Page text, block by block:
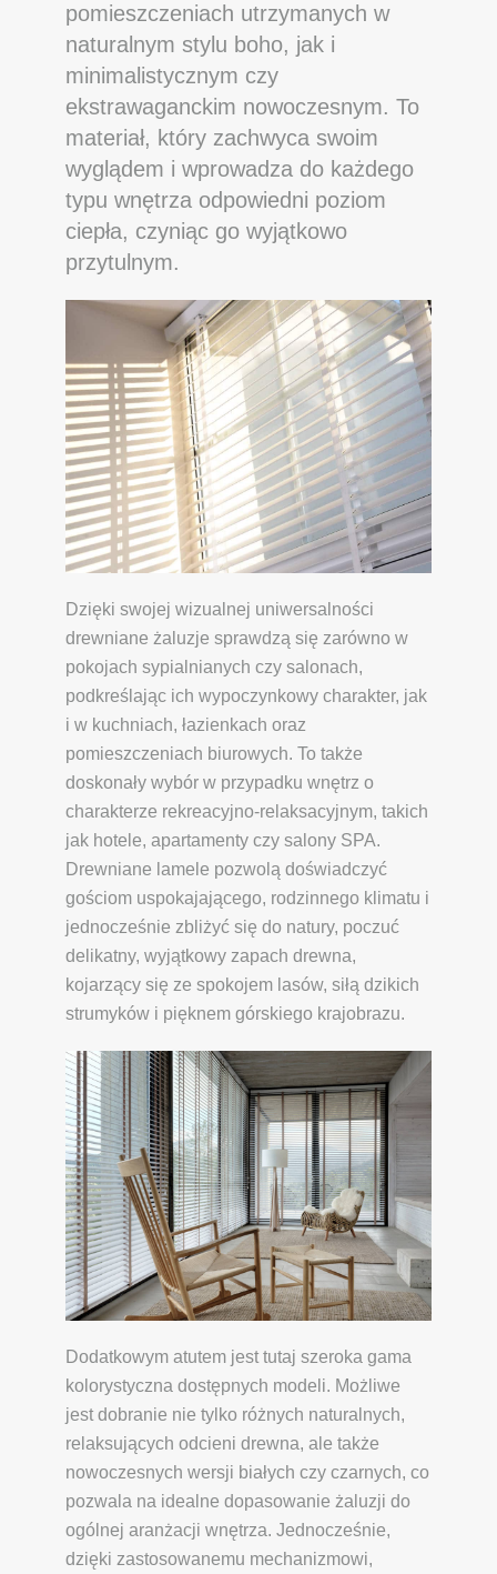
pomieszczeniach utrzymanych w
naturalnym stylu boho, jak i
minimalistycznym czy
ekstrawaganckim nowoczesnym. To
materiał, który zachwyca swoim
wyglądem i wprowadza do każdego
typu wnętrza odpowiedni poziom
ciepła, czyniąc go wyjątkowo
przytulnym.
Dzięki swojej wizualnej uniwersalności
drewniane żaluzje sprawdzą się zarówno w
pokojach sypialnianych czy salonach,
podkreślając ich wypoczynkowy charakter, jak
i w kuchniach, łazienkach oraz
pomieszczeniach biurowych. To także
doskonały wybór w przypadku wnętrz o
charakterze rekreacyjno-relaksacyjnym, takich
jak hotele, apartamenty czy salony SPA.
Drewniane lamele pozwolą doświadczyć
gościom uspokajającego, rodzinnego klimatu i
jednocześnie zbliżyć się do natury, poczuć
delikatny, wyjątkowy zapach drewna,
kojarzący się ze spokojem lasów, siłą dzikich
strumyków i pięknem górskiego krajobrazu.
Dodatkowym atutem jest tutaj szeroka gama
kolorystyczna dostępnych modeli. Możliwe
jest dobranie nie tylko różnych naturalnych,
relaksujących odcieni drewna, ale także
nowoczesnych wersji białych czy czarnych, co
pozwala na idealne dopasowanie żaluzji do
ogólnej aranżacji wnętrza. Jednocześnie,
dzięki zastosowanemu mechanizmowi,